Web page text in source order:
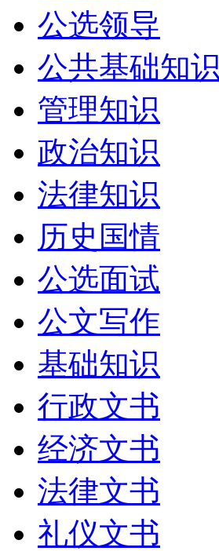
公选领导
公共基础知识
管理知识
政治知识
法律知识
历史国情
公选面试
公文写作
基础知识
行政文书
经济文书
法律文书
礼仪文书